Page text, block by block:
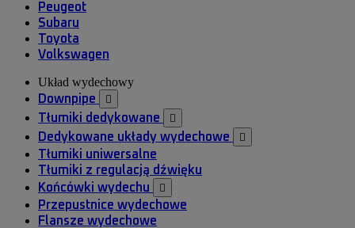
Peugeot
Subaru
Toyota
Volkswagen
Układ wydechowy
Downpipe 
Tłumiki dedykowane 
Dedykowane układy wydechowe 
Tłumiki uniwersalne
Tłumiki z regulacją dźwięku
Końcówki wydechu

Przepustnice wydechowe
Flansze wydechowe